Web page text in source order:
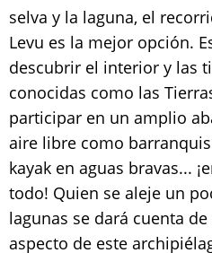
selva y la laguna, el
Levu es la mejor opción.
descubrir el interior y las
conocidas como las
participar en un amplio
aire libre como
kayak en aguas bravas...
todo! Quien se aleje un
lagunas se dará cuenta
aspecto de este